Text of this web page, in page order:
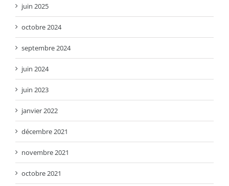
juin 2025
octobre 2024
septembre 2024
juin 2024
juin 2023
janvier 2022
décembre 2021
novembre 2021
octobre 2021